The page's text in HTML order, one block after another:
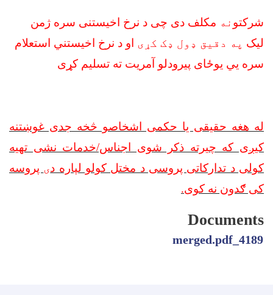
شرکتو نه مکلف دی چی د نرخ اخیستنی سره ژمن
لیک په دقیق ډول ډک کړی او د نرخ اخیستني استعلام
سره يي یوځای پیرودلو آمریت ته تسلیم کړی
له هغه حقیقی یا حکمی اشخاصو څخه جدی غوښتنه
کیږی که چیرته ذکر شوی اجناس/خدمات نشی تهیه
کولی د تدارکاتی پروسی د مختل کولو لپاره دی پروسه
کی ګدون نه کوی.
Documents
4189_merged.pdf